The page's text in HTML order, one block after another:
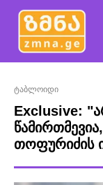
ტაბლოიდი
Exclusive:
თოფურიძის